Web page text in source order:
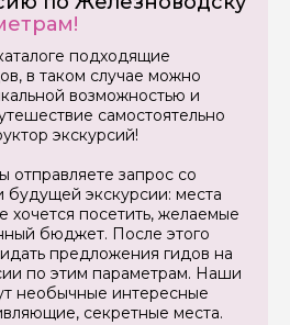
подходящие
в таком случае можно
возможностью и
самостоятельно
экскурсий!
отправляете запрос со
будущей экскурсии: места
хочется посетить, желаемые
бюджет. После этого
предложения гидов на
по этим параметрам. Наши
необычные интересные
секретные места.
гиду